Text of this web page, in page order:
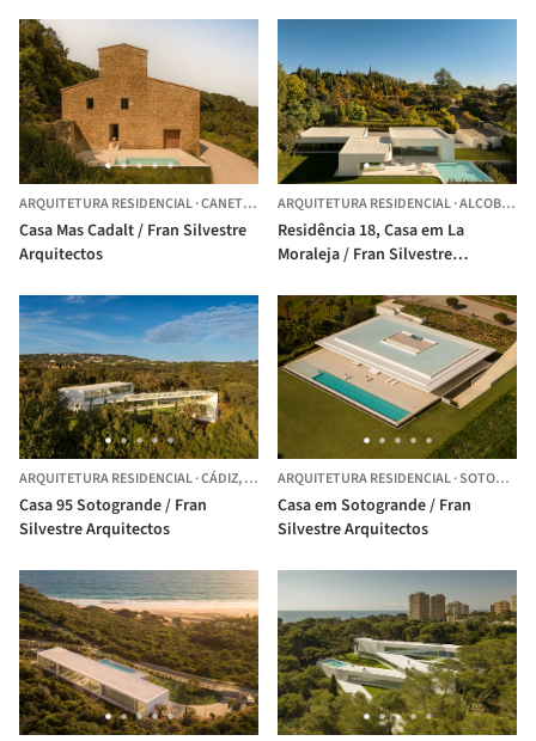
ARQUITETURA RESIDENCIAL·CANET D'ADRI, ESPANHA
Casa Mas Cadalt / Fran Silvestre
Arquitectos
ARQUITETURA RESIDENCIAL·ALCOBENDAS,
Residência 18, Casa em La
Moraleja / Fran Silvestre
ARQUITETURA RESIDENCIAL·CÁDIZ,ESPANHA
Casa 95 Sotogrande / Fran
Silvestre Arquitectos
ARQUITETURA RESIDENCIAL·SOTOGRANDE ,
Casa em Sotogrande / Fran
Silvestre Arquitectos